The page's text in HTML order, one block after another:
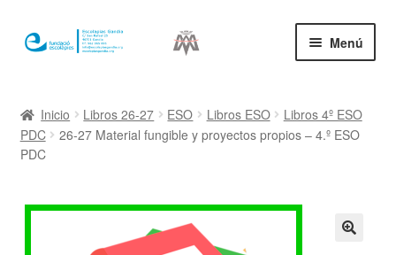
Ir
a
Ir
al
Menú
Mi cuenta
Inicio Libros 26-27 ESO Libros ESO
Libros 4º ESO
PDC
26-27 Material fungible y proyectos propios – 4.º ESO
PDC